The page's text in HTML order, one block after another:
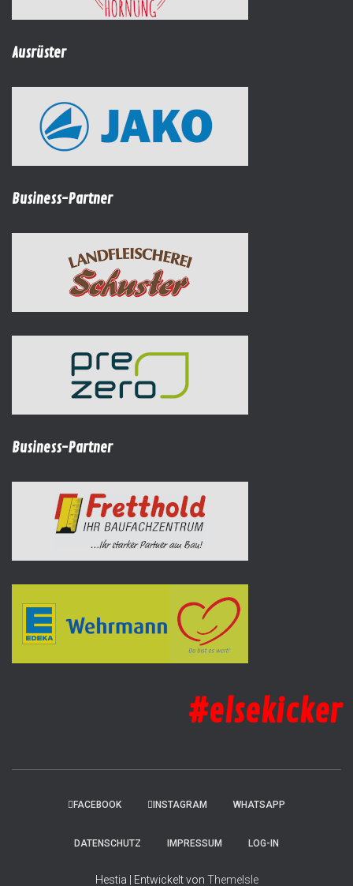
Ausrüster
Business-Partner
Business-Partner
#elsekicker
FACEBOOK INSTAGRAM WHATSAPP
DATENSCHUTZ IMPRESSUM LOG-IN
Hestia | Entwickelt von ThemeIsle